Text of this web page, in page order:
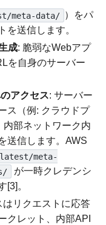
meta-data/ ）をパ
を送信します。
成: 脆弱なWebアプ
を自身のサーバー
アクセス: サーバー
ス（例: クラウドプ
内部ネットワーク内
送信します。AWS
meta-
が一時クレデンシ
[3]。
はリクエストに応答
クレット、内部API